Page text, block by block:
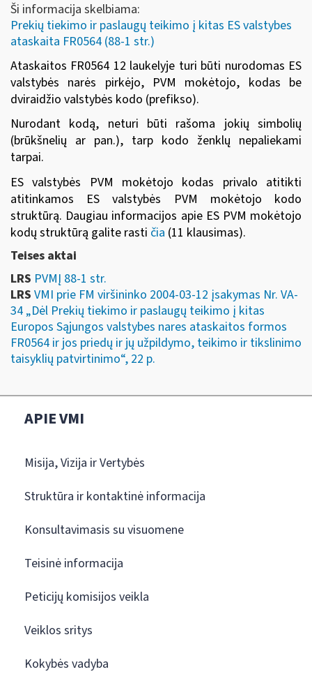
Ši informacija skelbiama:
Prekių tiekimo ir paslaugų teikimo į kitas ES valstybes
ataskaita FR0564 (88-1 str.)
Ataskaitos FR0564 12 laukelyje turi būti nurodomas ES
valstybės narės pirkėjo, PVM mokėtojo, kodas be
dviraidžio valstybės kodo (prefikso).
Nurodant kodą, neturi būti rašoma jokių simbolių
(brūkšnelių ar pan.), tarp kodo ženklų nepaliekami
tarpai.
ES valstybės PVM mokėtojo kodas privalo atitikti
atitinkamos ES valstybės PVM mokėtojo kodo
struktūrą. Daugiau informacijos apie ES PVM mokėtojo
kodų struktūrą galite rasti čia (11 klausimas).
Teises aktai
LRS PVMĮ 88-1 str.
LRS VMI prie FM viršininko 2004-03-12 įsakymas Nr. VA-
34 „Dėl Prekių tiekimo ir paslaugų teikimo į kitas
Europos Sąjungos valstybes nares ataskaitos formos
FR0564 ir jos priedų ir jų užpildymo, teikimo ir tikslinimo
taisyklių patvirtinimo“, 22 p.
APIE VMI
Misija, Vizija ir Vertybės
Struktūra ir kontaktinė informacija
Konsultavimasis su visuomene
Teisinė informacija
Peticijų komisijos veikla
Veiklos sritys
Kokybės vadyba